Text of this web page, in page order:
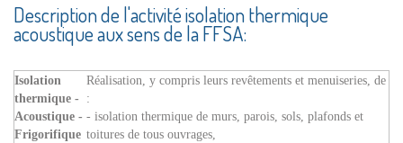
Description de l'activité isolation thermique
acoustique aux sens de la FFSA:
Isolation
thermique -
Acoustique -
Frigorifique
Réalisation, y compris leurs revêtements et menuiseries, de
:
- isolation thermique de murs, parois, sols, plafonds et
toitures de tous ouvrages,